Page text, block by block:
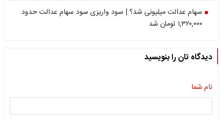
سهام عدالت میلیونی شد؟ | سود واریزی سود سهام عدالت حدود
۱,۳۲۰,۰۰۰ تومان شد
دیدگاه تان را بنویسید
نام شما